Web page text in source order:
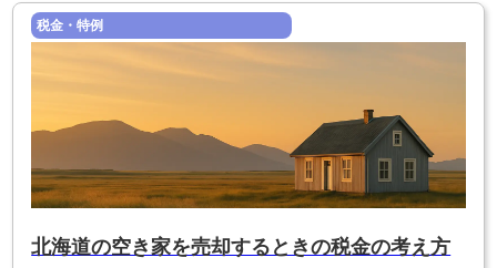
税金・特例
北海道の空き家を売却するときの税金の考え方